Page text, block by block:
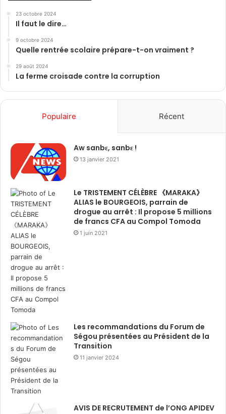
23 octobre 2024
Il faut le dire…
9 octobre 2024
Quelle rentrée scolaire prépare-t-on vraiment ?
29 août 2024
La ferme croisade contre la corruption
Populaire Récent
Aw sanbɛ, sanbɛ !
13 janvier 2021
Le TRISTEMENT CÉLÈBRE 《MARAKA》
ALIAS le BOURGEOIS, parrain de
drogue au arrêt : Il propose 5 millions
de francs CFA au Compol Tomoda
1 juin 2021
Les recommandations du Forum de
Ségou présentées au Président de la
Transition
11 janvier 2024
AVIS DE RECRUTEMENT de l’ONG APIDEV